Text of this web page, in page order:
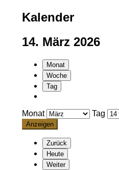
Kalender
14. März 2026
Monat
Woche
Tag
Monat Tag
Zurück
Heute
Weiter